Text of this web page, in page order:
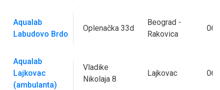
Aqualab
Labudovo Brdo
Oplenačka 33d
Beograd -
Rakovica
Aqualab
Lajkovac
(ambulanta)
Vladike
Nikolaja 8
Lajkovac